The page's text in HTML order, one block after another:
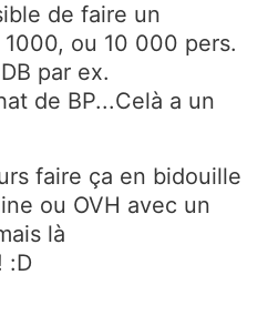
de faire un
ou 10 000 pers.
par ex.
de BP...Celà a un
faire ça en bidouille
ou OVH avec un
là
:D